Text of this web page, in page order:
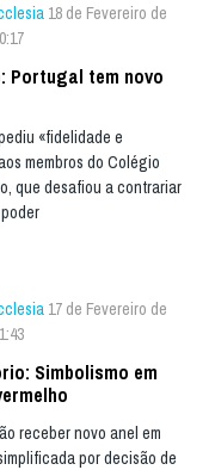
18 de Fevereiro de
Portugal tem novo
«fidelidade e
membros do Colégio
que desafiou a contrariar
17 de Fevereiro de
Simbolismo em
receber novo anel em
por decisão de